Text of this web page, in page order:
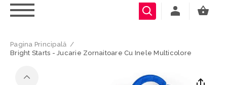
Pagina Principală /
Bright Starts - Jucarie Zornaitoare Cu Inele Multicolore